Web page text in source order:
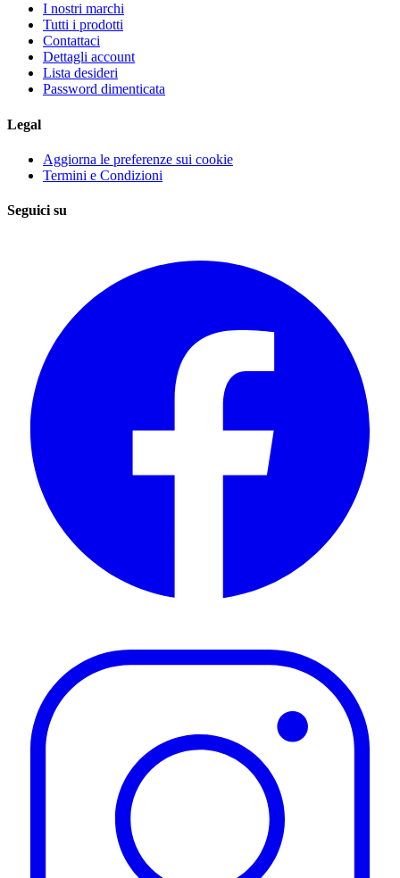
I nostri marchi
Tutti i prodotti
Contattaci
Dettagli account
Lista desideri
Password dimenticata
Legal
Aggiorna le preferenze sui cookie
Termini e Condizioni
Seguici su